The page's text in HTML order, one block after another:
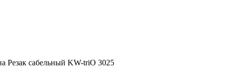
Резак сабельный KW-triO 3025